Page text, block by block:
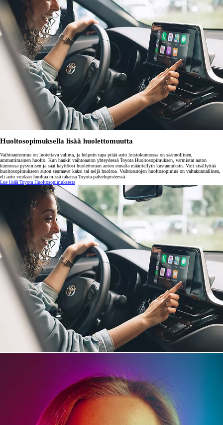
Huoltosopimuksella lisää huolettomuutta
Vaihtoautomme on luotettava valinta, ja helpoin tapa pitää auto loistokunnossa on säännöllinen,
ammattimainen huolto. Kun hankit vaihtoauton yhteydessä Toyota Huoltosopimuksen, varmistat auton
kunnossa pysymisen ja saat käyttöösi huolettoman auton ennalta määritellyin kustannuksin. Voit sisällyttää
huoltosopimukseen auton seuraavat kaksi tai neljä huoltoa. Vaihtoautojen huoltosopimus on valtakunnallinen,
eli auto voidaan huoltaa missä tahansa Toyota-palvelupisteessä.
Lue lisää Toyota Huoltosopimuksesta